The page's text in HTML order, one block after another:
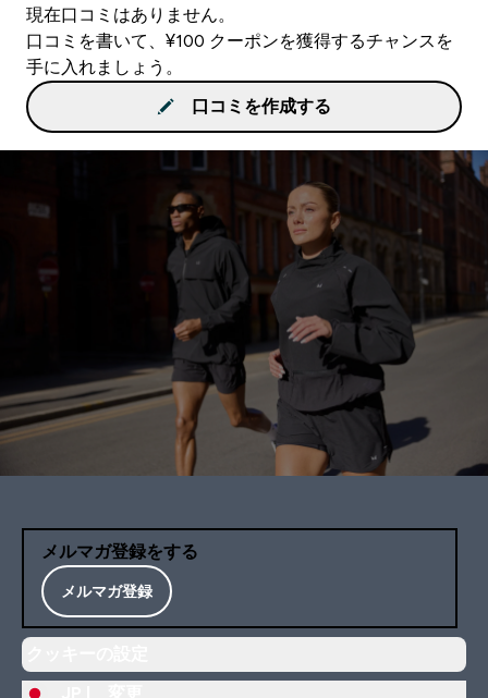
現在口コミはありません。
口コミを書いて、¥100 クーポンを獲得するチャンスを
手に入れましょう。
口コミを作成する
メルマガ登録をする
メルマガ登録